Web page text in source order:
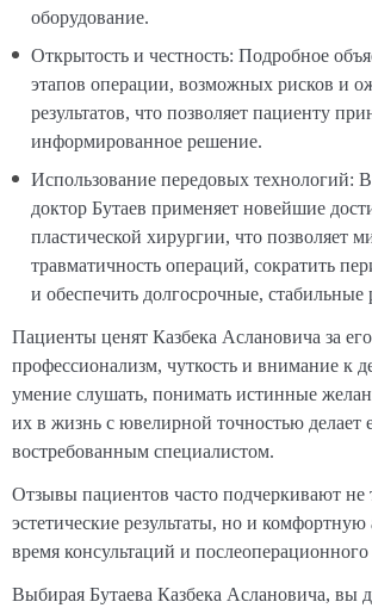
оборудование.
Открытость и честность: Подробное
этапов операции, возможных рисков и
результатов, что позволяет пациенту
информированное решение.
Использование передовых технологий:
доктор Бутаев применяет новейшие
пластической хирургии, что позволяет
травматичность операций, сократить
и обеспечить долгосрочные, стабильные
Пациенты ценят Казбека Аслановича за его
профессионализм, чуткость и внимание к
умение слушать, понимать истинные
их в жизнь с ювелирной точностью делает
востребованным специалистом.
Отзывы пациентов часто подчеркивают не
эстетические результаты, но и
время консультаций и
Выбирая Бутаева Казбека Аслановича, вы